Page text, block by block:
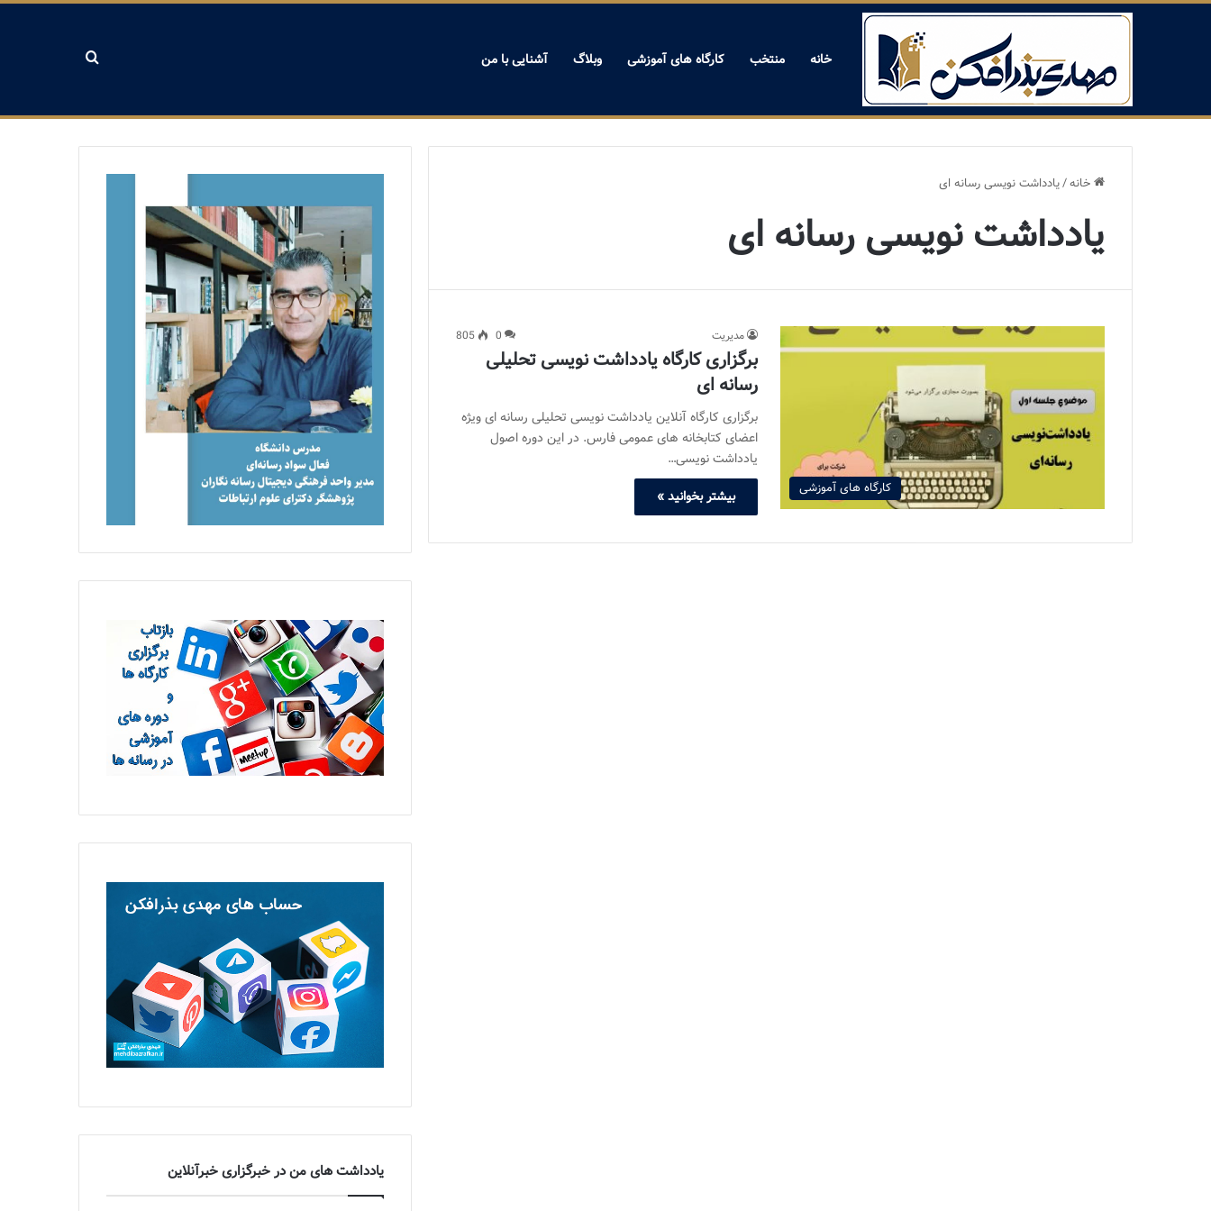
خانه منتخب کارگاه های آموزشی وبلاگ آشنایی با من
خانه/یادداشت نویسی رسانه ای
یادداشت نویسی رسانه ای
کارگاه های آموزشی
مدیریت 0
805
برگزاری کارگاه یادداشت نویسی تحلیلی
رسانه ای
برگزاری کارگاه آنلاین یادداشت نویسی تحلیلی رسانه ای ویژه
اعضای کتابخانه های عمومی فارس. در این دوره اصول
یادداشت نویسی…
بیشتر بخوانید »
یادداشت های من در خبرگزاری خبرآنلاین